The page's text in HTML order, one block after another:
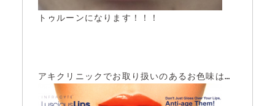
トゥルーンになります！！！